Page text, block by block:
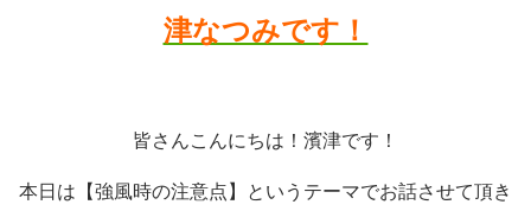
津なつみです！
皆さんこんにちは！濱津です！
本日は【強風時の注意点】というテーマでお話させて頂き